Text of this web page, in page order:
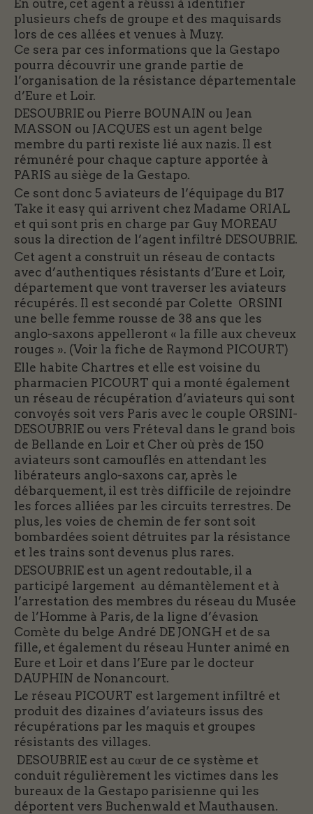
En outre, cet agent a réussi à identifier
plusieurs chefs de groupe et des maquisards
lors de ces allées et venues à Muzy.
Ce sera par ces informations que la Gestapo
pourra découvrir une grande partie de
l’organisation de la résistance départementale
d’Eure et Loir.
DESOUBRIE ou Pierre BOUNAIN ou Jean
MASSON ou JACQUES est un agent belge
membre du parti rexiste lié aux nazis. Il est
rémunéré pour chaque capture apportée à
PARIS au siège de la Gestapo.
Ce sont donc 5 aviateurs de l’équipage du B17
Take it easy qui arrivent chez Madame ORIAL
et qui sont pris en charge par Guy MOREAU
sous la direction de l’agent infiltré DESOUBRIE.
Cet agent a construit un réseau de contacts
avec d’authentiques résistants d’Eure et Loir,
département que vont traverser les aviateurs
récupérés. Il est secondé par Colette ORSINI
une belle femme rousse de 38 ans que les
anglo-saxons appelleront « la fille aux cheveux
rouges ». (Voir la fiche de Raymond PICOURT)
Elle habite Chartres et elle est voisine du
pharmacien PICOURT qui a monté également
un réseau de récupération d’aviateurs qui sont
convoyés soit vers Paris avec le couple ORSINI-
DESOUBRIE ou vers Fréteval dans le grand bois
de Bellande en Loir et Cher où près de 150
aviateurs sont camouflés en attendant les
libérateurs anglo-saxons car, après le
débarquement, il est très difficile de rejoindre
les forces alliées par les circuits terrestres. De
plus, les voies de chemin de fer sont soit
bombardées soient détruites par la résistance
et les trains sont devenus plus rares.
DESOUBRIE est un agent redoutable, il a
participé largement au démantèlement et à
l’arrestation des membres du réseau du Musée
de l’Homme à Paris, de la ligne d’évasion
Comète du belge André DE JONGH et de sa
fille, et également du réseau Hunter animé en
Eure et Loir et dans l’Eure par le docteur
DAUPHIN de Nonancourt.
Le réseau PICOURT est largement infiltré et
produit des dizaines d’aviateurs issus des
récupérations par les maquis et groupes
résistants des villages.
DESOUBRIE est au cœur de ce système et
conduit régulièrement les victimes dans les
bureaux de la Gestapo parisienne qui les
déportent vers Buchenwald et Mauthausen.